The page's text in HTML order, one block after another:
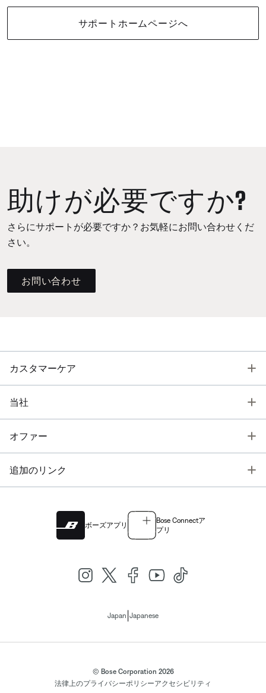
サポートホームページへ
助けが必要ですか?
さらにサポートが必要ですか？お気軽にお問い合わせくだ
さい。
お問い合わせ
カスタマーケア
当社
オファー
追加のリンク
ボーズアプリ
Bose Connectア
プリ
Japan Japanese
© Bose Corporation 2026
法律上のプライバシーポリシーアクセシビリティ